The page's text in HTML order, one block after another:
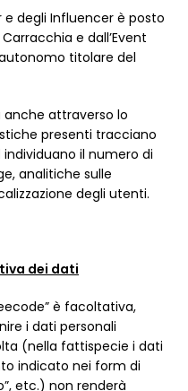
degli Influencer è posto
Carracchia e dall’Event
titolare del
attraverso lo
presenti tracciano
il numero di
analitiche sulle
degli utenti.
dei dati
è facoltativa,
i dati personali
(nella fattispecie i dati
indicato nei form di
etc.) non renderà